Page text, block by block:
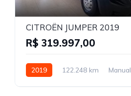
CITROËN JUMPER 2019
R$ 319.997,00
2019 122.248 km
Manual